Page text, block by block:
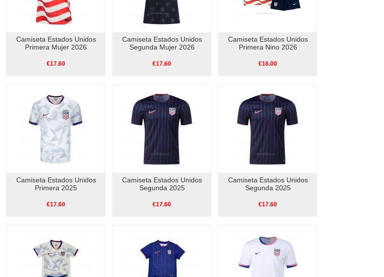
Camiseta Estados Unidos
Primera Mujer 2026
€17.60
Camiseta Estados Unidos
Segunda Mujer 2026
€17.60
Camiseta Estados Unidos
Primera Nino 2026
€16.00
Camiseta Estados Unidos
Primera 2025
€17.60
Camiseta Estados Unidos
Segunda 2025
€17.60
Camiseta Estados Unidos
Segunda 2025
€17.60